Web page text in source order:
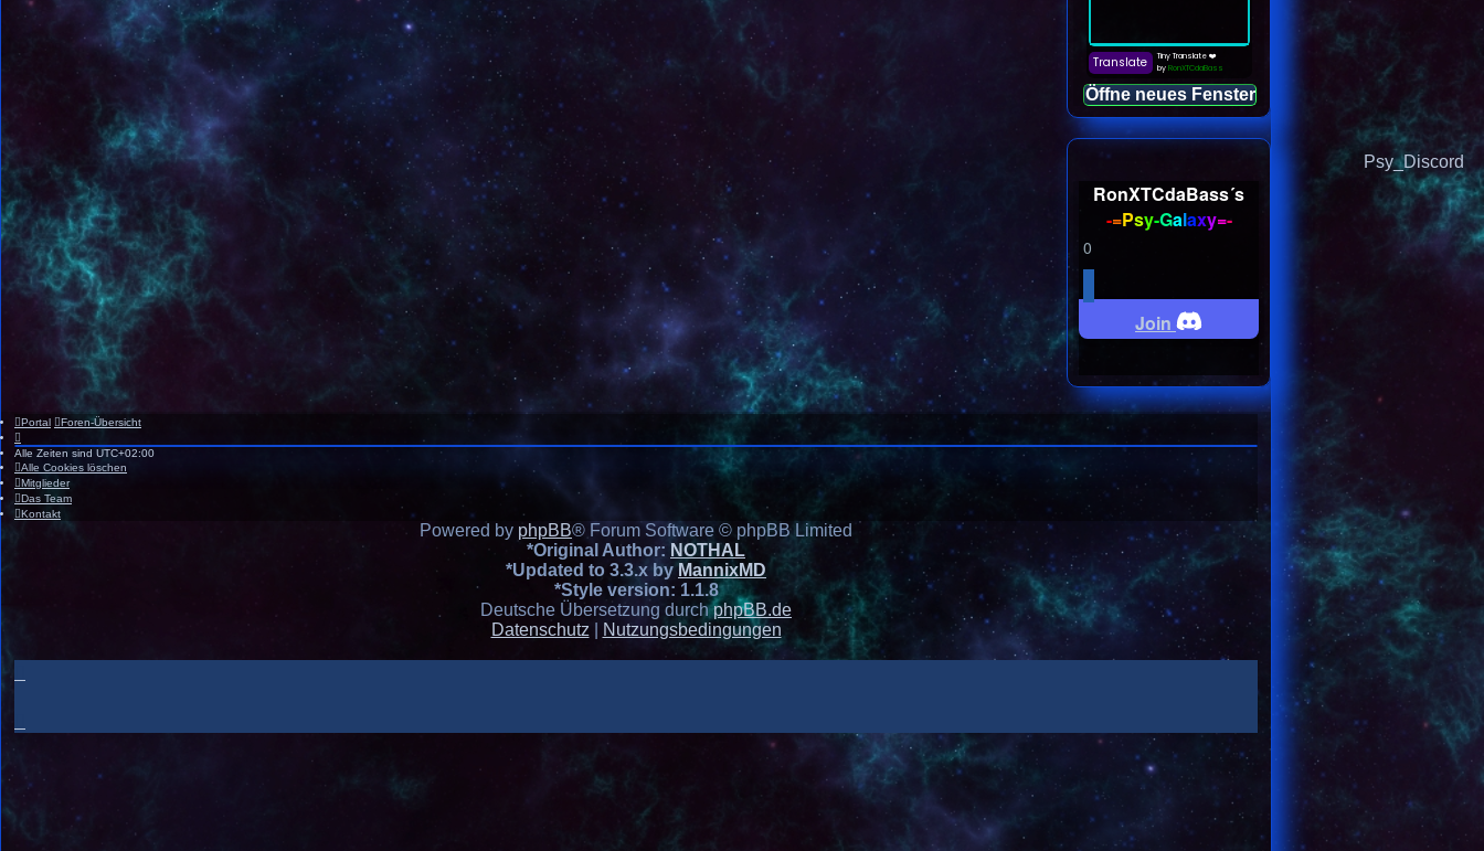
Öffne neues Fenster
Psy_Discord
RonXTCdaBass´s
-=Psy-Galaxy=-
0
Join
Portal Foren-Übersicht
Alle Zeiten sind UTC+02:00
Alle Cookies löschen
Mitglieder
Das Team
Kontakt
Powered by phpBB® Forum Software © phpBB Limited
*Original Author: NOTHAL
*Updated to 3.3.x byMannixMD
*Style version: 1.1.8
Deutsche Übersetzung durchphpBB.de
Datenschutz
Nutzungsbedingungen